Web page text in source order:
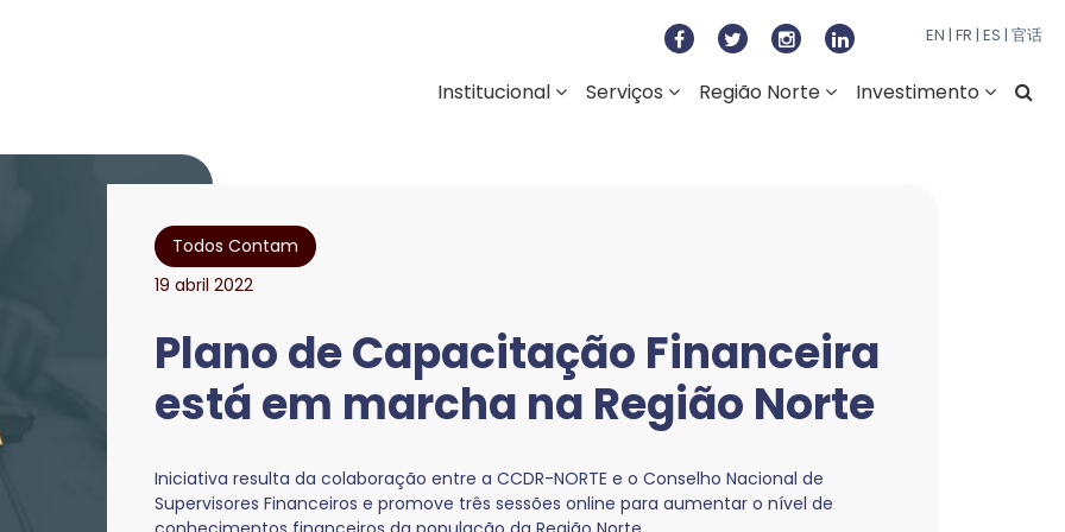
e Desenvolvimento Regional do Norte
EN | FR | ES | 官话
Institucional Serviços Região Norte Investimento
Todos Contam
19 abril 2022
Plano de Capacitação Financeira
está em marcha na Região Norte
Iniciativa resulta da colaboração entre a CCDR-NORTE e o Conselho Nacional de
Supervisores Financeiros e promove três sessões online para aumentar o nível de